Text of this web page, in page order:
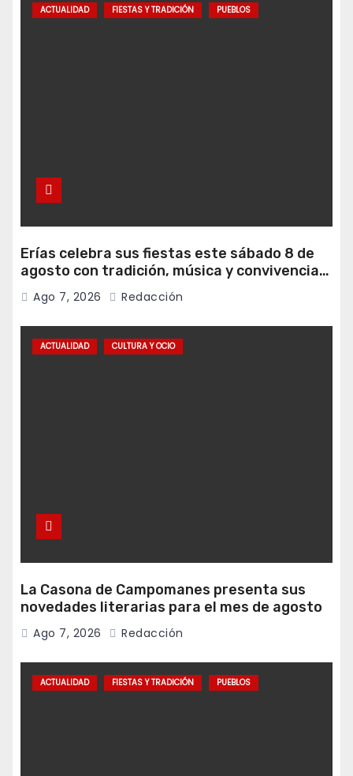
ACTUALIDAD FIESTAS Y TRADICIÓN PUEBLOS
Erías celebra sus fiestas este sábado 8 de
agosto con tradición, música y convivencia
vecinal
Ago 7, 2026 Redacción
ACTUALIDAD CULTURA Y OCIO
La Casona de Campomanes presenta sus
novedades literarias para el mes de agosto
Ago 7, 2026 Redacción
ACTUALIDAD FIESTAS Y TRADICIÓN PUEBLOS